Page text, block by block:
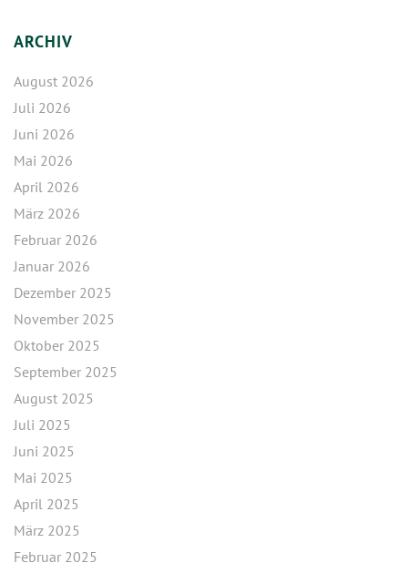
ARCHIV
August 2026
Juli 2026
Juni 2026
Mai 2026
April 2026
März 2026
Februar 2026
Januar 2026
Dezember 2025
November 2025
Oktober 2025
September 2025
August 2025
Juli 2025
Juni 2025
Mai 2025
April 2025
März 2025
Februar 2025